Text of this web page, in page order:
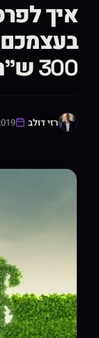
איך
בעצמכם
300 ש"ח לפרסום במתנה
רזי דולב·